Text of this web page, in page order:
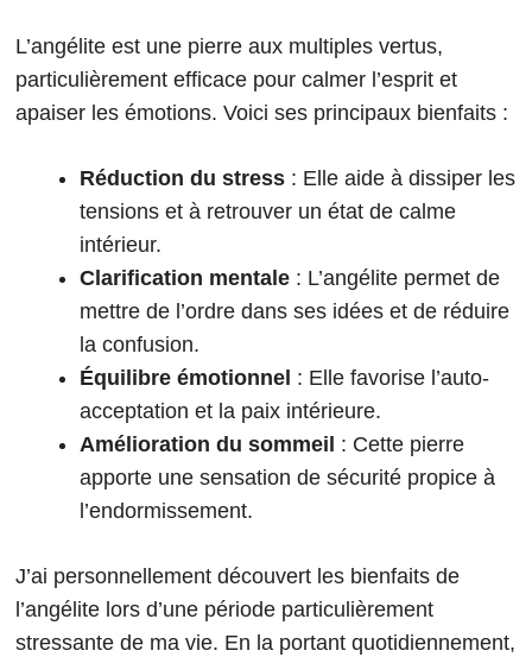
L’angélite est une pierre aux multiples vertus,
particulièrement efficace pour calmer l’esprit et
apaiser les émotions. Voici ses principaux bienfaits :
Réduction du stress : Elle aide à dissiper les
tensions et à retrouver un état de calme
intérieur.
Clarification mentale : L’angélite permet de
mettre de l’ordre dans ses idées et de réduire
la confusion.
Équilibre émotionnel : Elle favorise l’auto-
acceptation et la paix intérieure.
Amélioration du sommeil : Cette pierre
apporte une sensation de sécurité propice à
l’endormissement.
J’ai personnellement découvert les bienfaits de
l’angélite lors d’une période particulièrement
stressante de ma vie. En la portant quotidiennement,